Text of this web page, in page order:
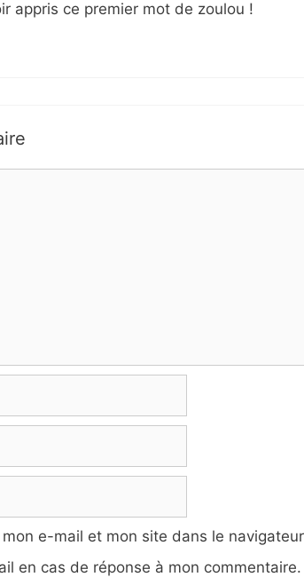
appris ce premier mot de zoulou !
e-mail et mon site dans le
en cas de réponse à mon commentaire.